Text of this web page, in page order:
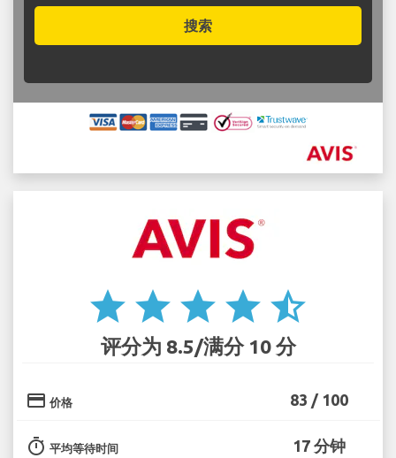
搜索
star star star star star_half
评分为 8.5/满分 10 分
credit_card 价格 83 / 100
timer 平均等待时间 17 分钟